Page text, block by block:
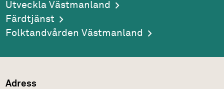
Utveckla Västmanland
Färdtjänst
Folktandvården Västmanland
Adress